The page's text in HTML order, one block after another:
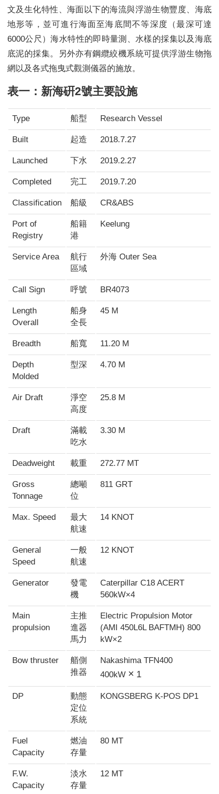
文及生化特性、海面以下的海流與浮游生物豐度、海底
地形等，並可進行海面至海底間不等深度（最深可達
6000公尺）海水特性的即時量測、水樣的採集以及海底
底泥的採集。另外亦有鋼纜絞機系統可提供浮游生物拖
網以及各式拖曳式觀測儀器的施放。
表一：新海硏2號主要設施
Type 船型 Research Vessel
Built 起造 2018.7.27
Launched 下水 2019.2.27
Completed 完工 2019.7.20
Classification 船級 CR&ABS
Port of
Registry
船籍
港
Keelung
Service Area
航行
區域
外海 Outer Sea
Call Sign 呼號 BR4073
Length
Overall
船身
全長
45 M
Breadth 船寬 11.20 M
Depth
Molded
型深 4.70 M
Air Draft
淨空
高度
25.8 M
Draft
滿載
吃水
3.30 M
Deadweight 載重 272.77 MT
Gross
Tonnage
總噸
位
811 GRT
Max. Speed
最大
航速
14 KNOT
General
Speed
一般
航速
12 KNOT
Generator
發電
機
Caterpillar C18 ACERT
560kW×4
Main
propulsion
主推
進器
馬力
Electric Propulsion Motor
(AMI 450L6L BAFTMH) 800
kW×2
Bow thruster
艏側
推器
Nakashima TFN400
400kW × 1
DP
動態
定位
系統
KONGSBERG K-POS DP1
Fuel
Capacity
燃油
存量
80 MT
F.W.
Capacity
淡水
存量
12 MT